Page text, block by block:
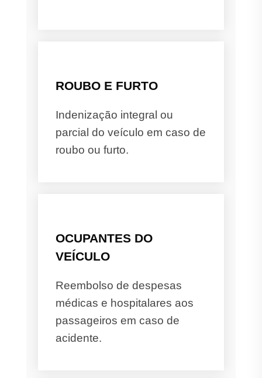
ROUBO E FURTO
Indenização integral ou
parcial do veículo em caso de
roubo ou furto.
OCUPANTES DO
VEÍCULO
Reembolso de despesas
médicas e hospitalares aos
passageiros em caso de
acidente.